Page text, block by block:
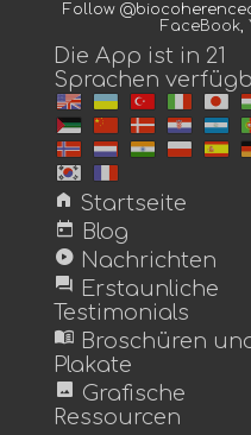
Follow
FaceBook,
Die App ist in 21
Sprachen
home Startseite
today Blog
play_circle Nachrichten
forum Erstaunliche
Testimonials
menu_book Broschüren
Plakate
image Grafische
Ressourcen